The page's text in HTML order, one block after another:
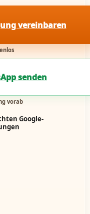
vereinbaren
senden
vorab
Google-